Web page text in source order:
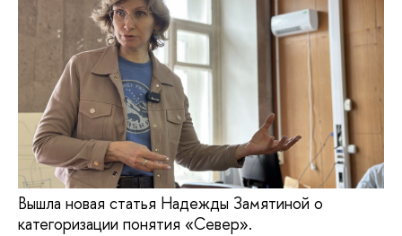
Вышла новая статья Надежды Замятиной о
категоризации понятия «Север».